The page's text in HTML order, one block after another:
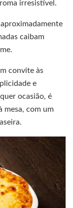
irresistível.
caibam
convite às
e
ocasião, é
mesa, com um